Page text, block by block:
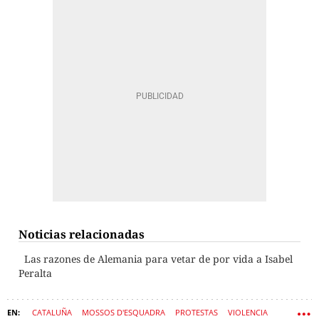
Noticias relacionadas
Las razones de Alemania para vetar de por vida a Isabel
Peralta
CATALUÑA MOSSOS D'ESQUADRA PROTESTAS VIOLENCIA